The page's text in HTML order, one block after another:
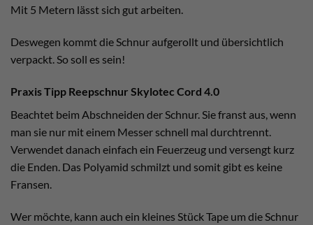
Mit 5 Metern lässt sich gut arbeiten.
Deswegen kommt die Schnur aufgerollt und übersichtlich
verpackt. So soll es sein!
Praxis Tipp Reepschnur Skylotec Cord 4.0
Beachtet beim Abschneiden der Schnur. Sie franst aus, wenn
man sie nur mit einem Messer schnell mal durchtrennt.
Verwendet danach einfach ein Feuerzeug und versengt kurz
die Enden. Das Polyamid schmilzt und somit gibt es keine
Fransen.
Wer möchte, kann auch ein kleines Stück Tape um die Schnur